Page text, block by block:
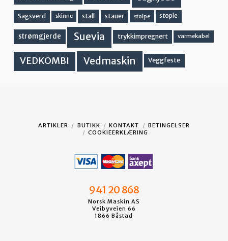
Sagsverd skinne stall stauer stolpe stople
strømgjerde Suevia trykkimpregnert varmekabel
VEDKOMBI Vedmaskin Veggfeste
ARTIKLER BUTIKK KONTAKT
BETINGELSER
COOKIEERKLÆRING
941 20 868
Norsk Maskin AS
Veibyveien 66
1866 Båstad